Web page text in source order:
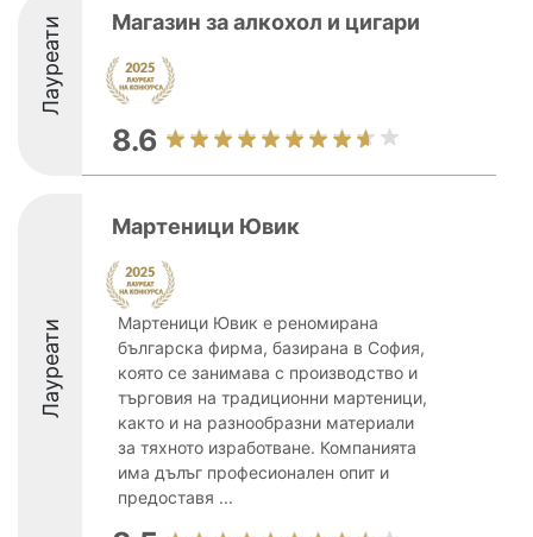
Лауреати Магазин за алкохол и цигари
8.6
Лауреати
Мартеници Ювик
Мартеници Ювик е реномирана
българска фирма, базирана в София,
която се занимава с производство и
търговия на традиционни мартеници,
както и на разнообразни материали
за тяхното изработване. Компанията
има дълъг професионален опит и
предоставя ...